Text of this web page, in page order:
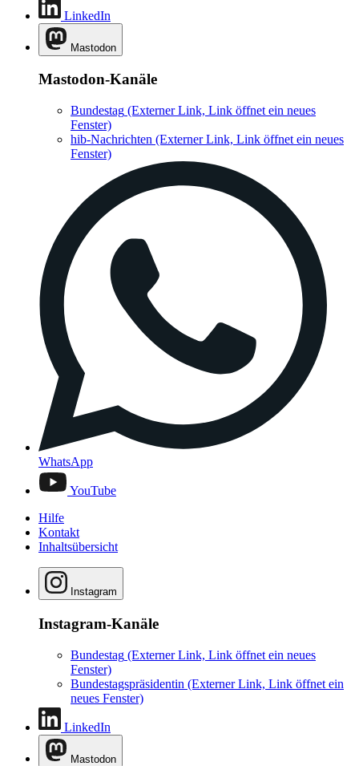
LinkedIn
Mastodon
Mastodon-Kanäle
Bundestag (Externer Link, Link öffnet ein neues
Fenster)
hib-Nachrichten (Externer Link, Link öffnet ein neues
Fenster)
WhatsApp
YouTube
Hilfe
Kontakt
Inhaltsübersicht
Instagram
Instagram-Kanäle
Bundestag (Externer Link, Link öffnet ein neues
Fenster)
Bundestagspräsidentin (Externer Link, Link öffnet ein
neues Fenster)
LinkedIn
Mastodon